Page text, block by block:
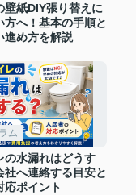
壁紙DIY張り替えに
方へ！基本の手順と
進め方を解説
ム
の水漏れはどうす
社へ連絡する目安と
応ポイント